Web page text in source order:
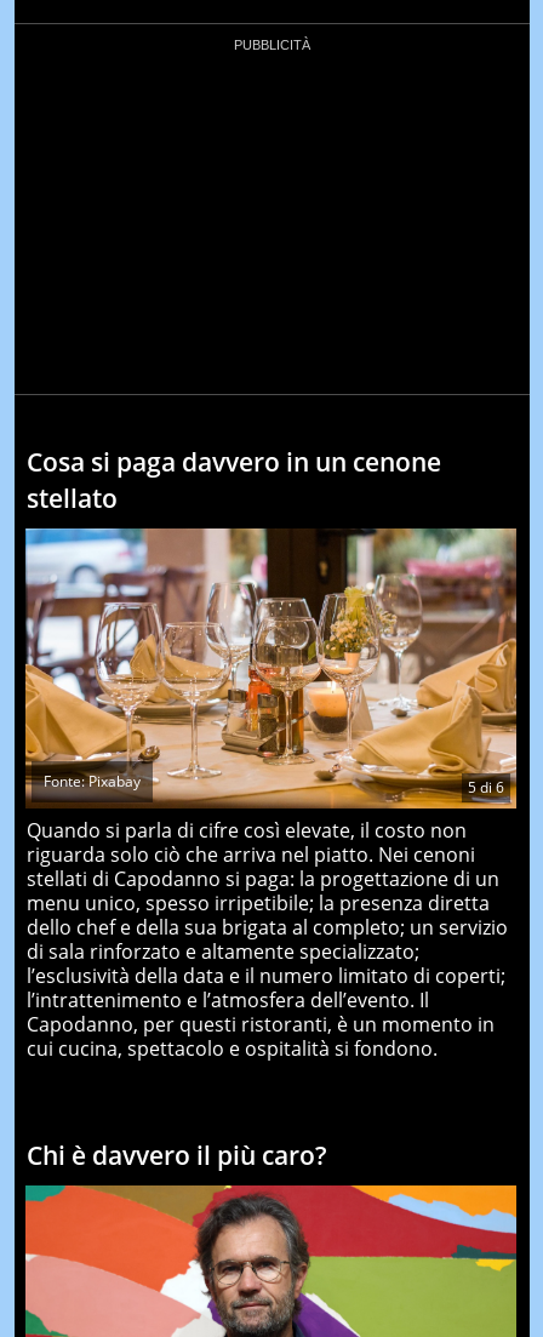
Cosa si paga davvero in un cenone
stellato
5di6
Fonte: Pixabay
Quando si parla di cifre così elevate, il costo non
riguarda solo ciò che arriva nel piatto. Nei cenoni
stellati di Capodanno si paga: la progettazione di un
menu unico, spesso irripetibile; la presenza diretta
dello chef e della sua brigata al completo; un servizio
di sala rinforzato e altamente specializzato;
l’esclusività della data e il numero limitato di coperti;
l’intrattenimento e l’atmosfera dell’evento. Il
Capodanno, per questi ristoranti, è un momento in
cui cucina, spettacolo e ospitalità si fondono.
Chi è davvero il più caro?